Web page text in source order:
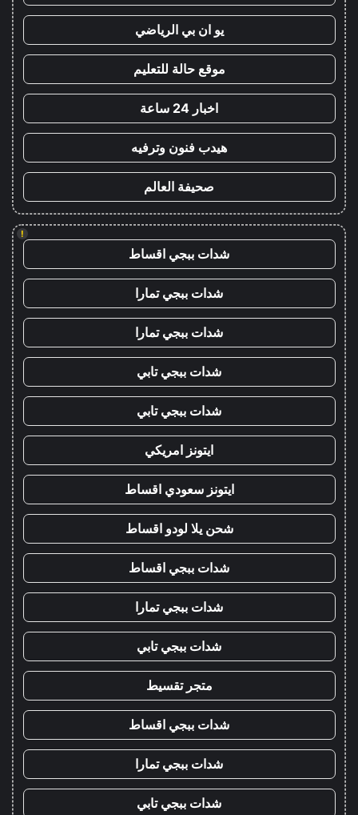
يو ان بي الرياضي
موقع حالة للتعليم
اخبار 24 ساعة
هيدب فنون وترفيه
صحيفة العالم
!
شدات ببجي اقساط
شدات ببجي تمارا
شدات ببجي تمارا
شدات ببجي تابي
شدات ببجي تابي
ايتونز امريكي
ايتونز سعودي اقساط
شحن يلا لودو اقساط
شدات ببجي اقساط
شدات ببجي تمارا
شدات ببجي تابي
متجر تقسيط
شدات ببجي اقساط
شدات ببجي تمارا
شدات ببجي تابي